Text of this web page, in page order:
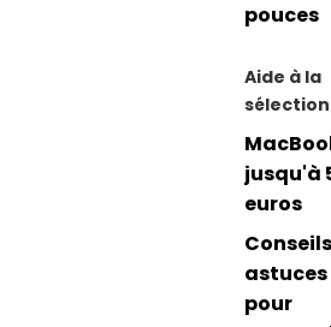
pouces
Aide à la
sélection
jusqu'à
euros
astuces
pour